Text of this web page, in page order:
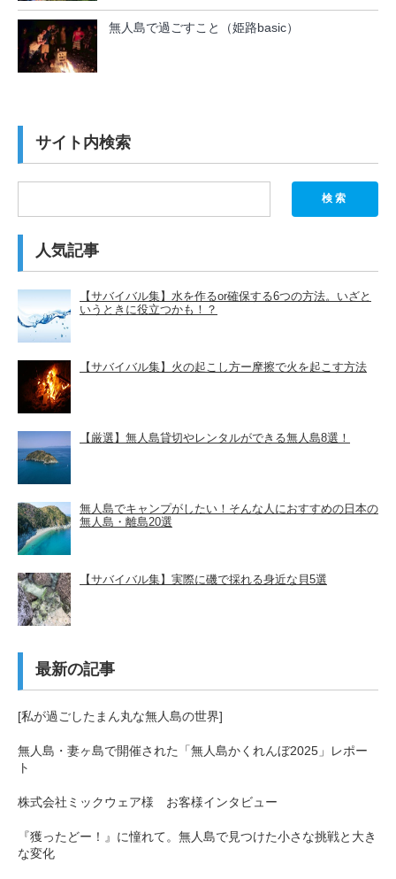
無人島で過ごすこと（姫路basic）
サイト内検索
検索
人気記事
【サバイバル集】水を作るor確保する6つの方法。いざと
いうときに役立つかも！？
【サバイバル集】火の起こし方ー摩擦で火を起こす方法
【厳選】無人島貸切やレンタルができる無人島8選！
無人島でキャンプがしたい！そんな人におすすめの日本の
無人島・離島20選
【サバイバル集】実際に磯で採れる身近な貝5選
最新の記事
[私が過ごしたまん丸な無人島の世界]
無人島・妻ヶ島で開催された「無人島かくれんぼ2025」レポー
ト
株式会社ミックウェア様 お客様インタビュー
『獲ったどー！』に憧れて。無人島で見つけた小さな挑戦と大き
な変化